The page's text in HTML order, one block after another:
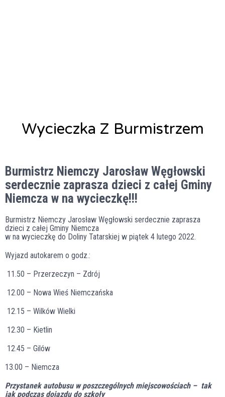
Wycieczka Z Burmistrzem
Burmistrz Niemczy Jarosław Węgłowski
serdecznie zaprasza dzieci z całej Gminy
Niemcza w na wycieczkę!!!
Burmistrz Niemczy Jarosław Węgłowski serdecznie zaprasza
dzieci z całej Gminy Niemcza
w na wycieczkę do Doliny Tatarskiej w piątek 4 lutego 2022.
Wyjazd autokarem o godz.:
11.50 – Przerzeczyn – Zdrój
12.00 – Nowa Wieś Niemczańska
12.15 – Wilków Wielki
12.30 – Kietlin
12.45 – Gilów
13.00 – Niemcza
Przystanek autobusu w poszczególnych miejscowościach – tak
jak podczas dojazdu do szkoły